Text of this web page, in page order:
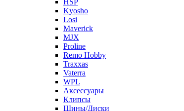
HSP
Kyosho
Losi
Maverick
MJX
Proline
Remo Hobby
Traxxas
Vaterra
WPL
Аксессуары
Клипсы
Шины/Диски